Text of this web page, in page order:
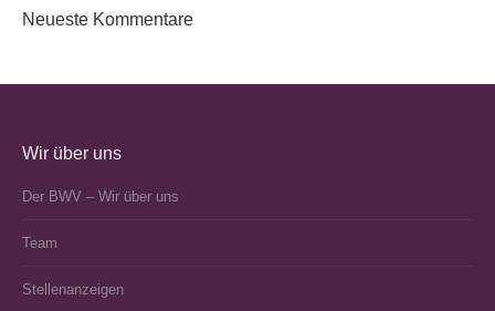
Neueste Kommentare
Wir über uns
Der BWV – Wir über uns
Team
Stellenanzeigen